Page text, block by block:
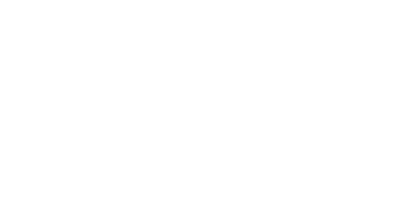
direct to the tv (for when we're not